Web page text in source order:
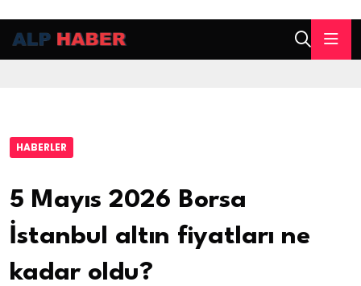
HABERLER
5 Mayıs 2026 Borsa
İstanbul altın fiyatları ne
kadar oldu?